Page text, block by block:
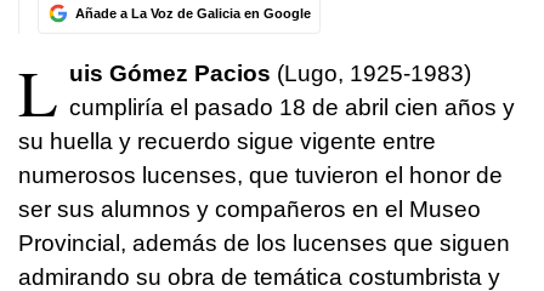
Añade a La Voz de Galicia en Google
L uis Gómez Pacios (Lugo, 1925-1983)
cumpliría el pasado 18 de abril cien años y
su huella y recuerdo sigue vigente entre
numerosos lucenses, que tuvieron el honor de
ser sus alumnos y compañeros en el Museo
Provincial, además de los lucenses que siguen
admirando su obra de temática costumbrista y